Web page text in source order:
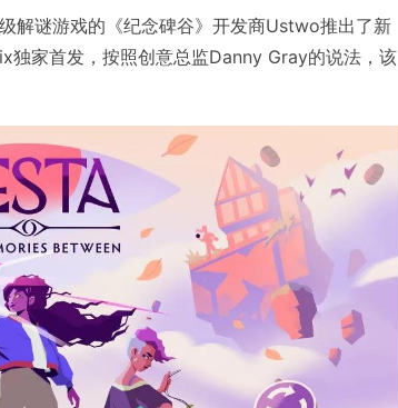
解谜游戏的《纪念碑谷》开发商Ustwo推出了新
家首发，按照创意总监Danny Gray的说法，该